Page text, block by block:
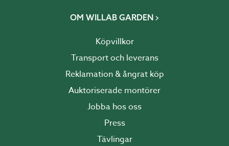
OM WILLAB GARDEN
Köpvillkor
Transport och leverans
Reklamation & ångrat köp
Auktoriserade montörer
Jobba hos oss
Press
Tävlingar